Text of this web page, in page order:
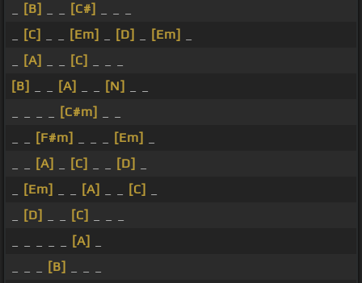
[B] [C#]
[C] [Em] [D] [Em]
[A] [C]
[B]
[A] [N]
[C#m]
[F#m] [Em]
[A] [C] [D]
[Em] [A] [C]
[D] [C]
[A]
[B]